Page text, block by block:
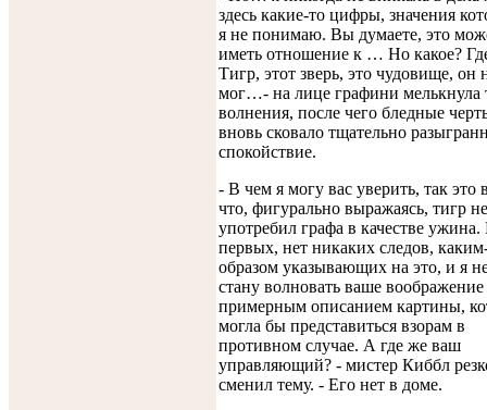
здесь какие-то цифры, значения
я не понимаю. Вы думаете, это
иметь отношение к … Но какое?
Тигр, этот зверь, это чудовище, он
мог…- на лице графини мелькнула
волнения, после чего бледные
вновь сковало тщательно
спокойствие.
- В чем я могу вас уверить, так это
что, фигурально выражаясь, тигр не
употребил графа в качестве ужина.
первых, нет никаких следов,
образом указывающих на это, и я
стану волновать ваше воображение
примерным описанием картины,
могла бы представиться взорам в
противном случае. А где же ваш
управляющий? - мистер Киббл
сменил тему. - Его нет в доме.